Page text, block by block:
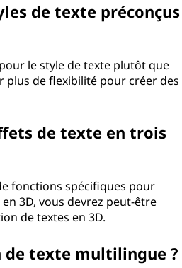
de texte préconçus
le style de texte plutôt que
plus de flexibilité pour créer des
de texte en trois
fonctions spécifiques pour
3D, vous devrez peut-être
de textes en 3D.
de texte multilingue ?